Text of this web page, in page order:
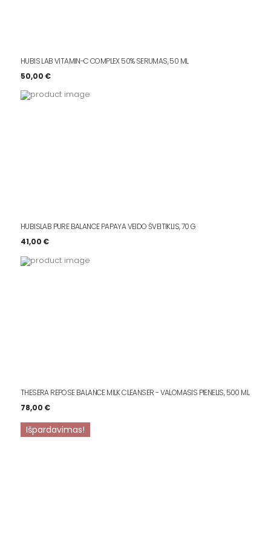
HUBIS LAB VITAMIN-C COMPLEX 50% SERUMAS, 50 ML
50,00 €
HUBISLAB PURE BALANCE PAPAYA VEIDO ŠVEITIKLIS, 70 G
41,00 €
THESERA REPOSE BALANCE MILK CLEANSER - VALOMASIS PIENELIS, 500 ML
78,00 €
Išpardavimas!